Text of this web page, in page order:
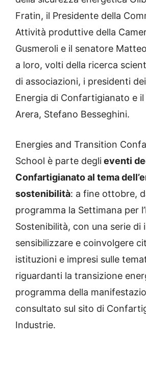
Fratin, il Presidente della
Attività produttive della
Gusmeroli e il senatore
a loro, volti della ricerca
di associazioni, i presidenti
Energia di Confartigianato e
Arera, Stefano Besseghini.
Energies and Transition
School è parte deglieventi
Confartigianato al tema
sostenibilità: a fine ottobre,
programma la Settimana per
Sostenibilità, con una serie di
sensibilizzare e coinvolgere
istituzioni e impresi sulle
riguardanti la transizione
programma della
consultato sul sito di
Industrie.